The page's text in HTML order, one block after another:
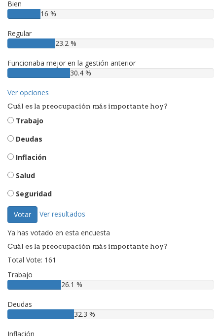
Bien
16 %
Regular
23.2 %
Funcionaba mejor en la gestión anterior
30.4 %
Ver opciones
Cuál es la preocupación más importante hoy?
Trabajo
Deudas
Inflación
Salud
Seguridad
Votar Ver resultados
Ya has votado en esta encuesta
Cuál es la preocupación más importante hoy?
Total Vote: 161
Trabajo
26.1 %
Deudas
32.3 %
Inflación